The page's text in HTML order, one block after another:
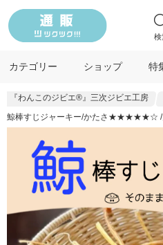
検
カテゴリー ショップ 特
『わんこのジビエ®』三次ジビエ工房
鯨棒すじジャーキー/かたさ★★★★★☆ /